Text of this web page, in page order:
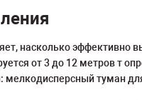
насколько эффективно
от 3 до 12 метров т
мелкодисперсный туман